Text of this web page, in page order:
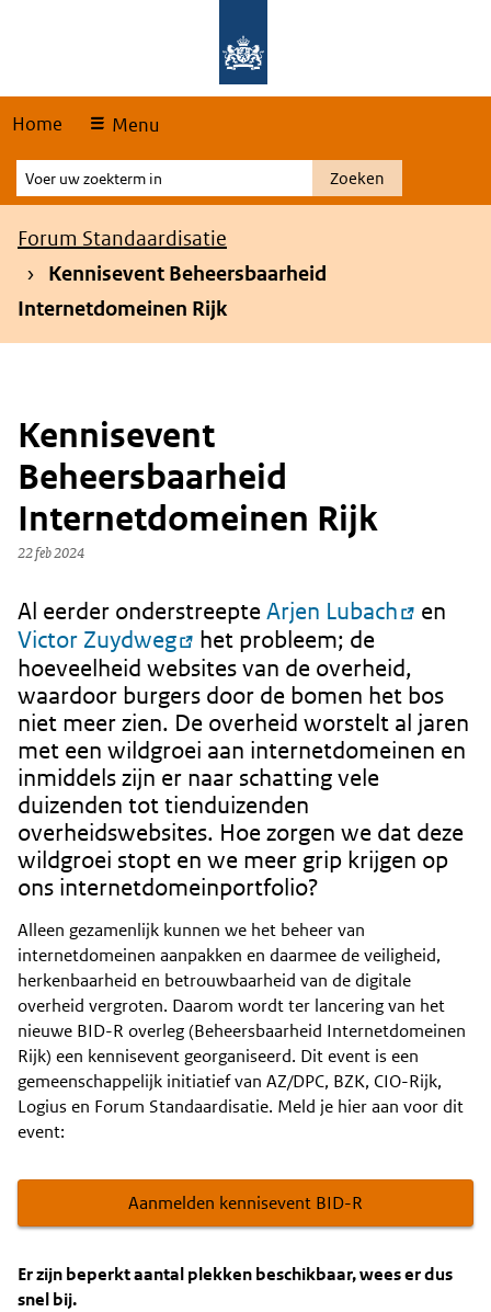
Home Menu
Voer
uw
zoekterm
Zoeken
Kruimelpad
Forum Standaardisatie
Kennisevent Beheersbaarheid
Internetdomeinen Rijk
Kennisevent
Beheersbaarheid
Internetdomeinen Rijk
22 feb 2024
Content
Al eerder onderstreepteArjen Lubach
en
Victor Zuydweg
het probleem; de
hoeveelheid websites van de overheid,
waardoor burgers door de bomen het bos
niet meer zien. De overheid worstelt al jaren
met een wildgroei aan internetdomeinen en
inmiddels zijn er naar schatting vele
duizenden tot tienduizenden
overheidswebsites. Hoe zorgen we dat deze
wildgroei stopt en we meer grip krijgen op
ons internetdomeinportfolio?
Alleen gezamenlijk kunnen we het beheer van
internetdomeinen aanpakken en daarmee de veiligheid,
herkenbaarheid en betrouwbaarheid van de digitale
overheid vergroten. Daarom wordt ter lancering van het
nieuwe BID-R overleg (Beheersbaarheid Internetdomeinen
Rijk) een kennisevent georganiseerd. Dit event is een
gemeenschappelijk initiatief van AZ/DPC, BZK, CIO-Rijk,
Logius en Forum Standaardisatie. Meld je hier aan voor dit
event:
Aanmelden kennisevent BID-R
Er zijn beperkt aantal plekken beschikbaar, wees er dus
snel bij.